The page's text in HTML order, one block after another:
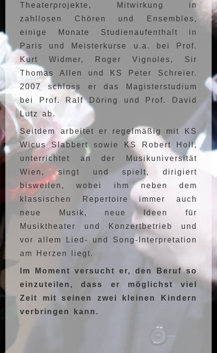
Theaterprojekte, Mitwirkung in
zahllosen Chören und Ensembles,
einige Monate Studienaufenthalt in
Paris und Meisterkurse u.a. bei Prof.
Kurt Widmer, Roger Vignoles, Sir
Thomas Allen und KS Peter Schreier.
2007 schloss er das Magisterstudium
bei Prof. Ralf Döring und Prof. David
Lutz ab.
Seitdem arbeitet er regelmäßig mit KS
Wicus Slabbert sowie KS Robert Holl,
unterrichtet an der Musikuniversität
Wien, singt und spielt, dirigiert
bisweilen, wobei ihm neben dem
klassischen Repertoire immer auch
neue Musik, neue Ideen für
Musiktheater und Konzertbetrieb und
vor allem Lied- und Song-Interpretation
am Herzen liegt.
Im Moment versucht er, den Beruf so
einzuteilen, dass er möglichst viel
Zeit mit seinen zwei kleinen Kindern
verbringen kann.